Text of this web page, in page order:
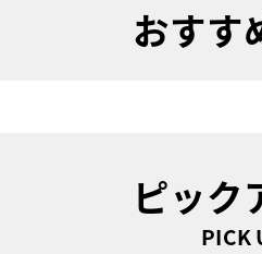
おすす
ピック
PICK